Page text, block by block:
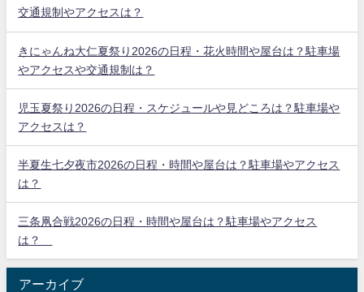
交通規制やアクセスは？
きにゃんね大仁夏祭り2026の日程・花火時間や屋台は？駐車場
やアクセスや交通規制は？
児玉夏祭り2026の日程・スケジュールや見どころは？駐車場や
アクセスは？
半夏生七夕夜市2026の日程・時間や屋台は？駐車場やアクセス
は？
三条凧合戦2026の日程・時間や屋台は？駐車場やアクセス
は？
アーカイブ